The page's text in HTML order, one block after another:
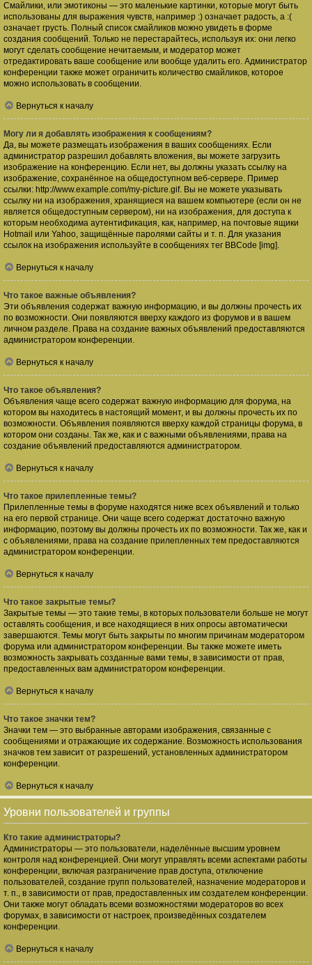
Смайлики, или эмотиконы — это маленькие картинки, которые могут быть
использованы для выражения чувств, например :) означает радость, а :(
означает грусть. Полный список смайликов можно увидеть в форме
создания сообщений. Только не перестарайтесь, используя их: они легко
могут сделать сообщение нечитаемым, и модератор может
отредактировать ваше сообщение или вообще удалить его. Администратор
конференции также может ограничить количество смайликов, которое
можно использовать в сообщении.
Вернуться к началу
Могу ли я добавлять изображения к сообщениям?
Да, вы можете размещать изображения в ваших сообщениях. Если
администратор разрешил добавлять вложения, вы можете загрузить
изображение на конференцию. Если нет, вы должны указать ссылку на
изображение, сохранённое на общедоступном веб-сервере. Пример
ссылки: http://www.example.com/my-picture.gif. Вы не можете указывать
ссылку ни на изображения, хранящиеся на вашем компьютере (если он не
является общедоступным сервером), ни на изображения, для доступа к
которым необходима аутентификация, как, например, на почтовые ящики
Hotmail или Yahoo, защищённые паролями сайты и т. п. Для указания
ссылок на изображения используйте в сообщениях тег BBCode [img].
Вернуться к началу
Что такое важные объявления?
Эти объявления содержат важную информацию, и вы должны прочесть их
по возможности. Они появляются вверху каждого из форумов и в вашем
личном разделе. Права на создание важных объявлений предоставляются
администратором конференции.
Вернуться к началу
Что такое объявления?
Объявления чаще всего содержат важную информацию для форума, на
котором вы находитесь в настоящий момент, и вы должны прочесть их по
возможности. Объявления появляются вверху каждой страницы форума, в
котором они созданы. Так же, как и с важными объявлениями, права на
создание объявлений предоставляются администратором.
Вернуться к началу
Что такое прилепленные темы?
Прилепленные темы в форуме находятся ниже всех объявлений и только
на его первой странице. Они чаще всего содержат достаточно важную
информацию, поэтому вы должны прочесть их по возможности. Так же, как и
с объявлениями, права на создание прилепленных тем предоставляются
администратором конференции.
Вернуться к началу
Что такое закрытые темы?
Закрытые темы — это такие темы, в которых пользователи больше не могут
оставлять сообщения, и все находящиеся в них опросы автоматически
завершаются. Темы могут быть закрыты по многим причинам модератором
форума или администратором конференции. Вы также можете иметь
возможность закрывать созданные вами темы, в зависимости от прав,
предоставленных вам администратором конференции.
Вернуться к началу
Что такое значки тем?
Значки тем — это выбранные авторами изображения, связанные с
сообщениями и отражающие их содержание. Возможность использования
значков тем зависит от разрешений, установленных администратором
конференции.
Вернуться к началу
Уровни пользователей и группы
Кто такие администраторы?
Администраторы — это пользователи, наделённые высшим уровнем
контроля над конференцией. Они могут управлять всеми аспектами работы
конференции, включая разграничение прав доступа, отключение
пользователей, создание групп пользователей, назначение модераторов и
т. п., в зависимости от прав, предоставленных им создателем конференции.
Они также могут обладать всеми возможностями модераторов во всех
форумах, в зависимости от настроек, произведённых создателем
конференции.
Вернуться к началу